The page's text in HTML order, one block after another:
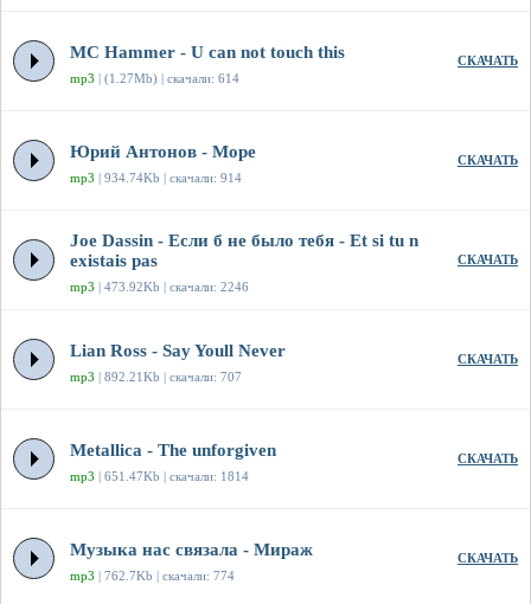
MC Hammer - U can not touch this
mp3 | (1.27Mb) | скачали: 614
СКАЧАТЬ
Юрий Антонов - Море
mp3 | 934.74Kb | скачали: 914
СКАЧАТЬ
Joe Dassin - Если б не было тебя - Et si tu n
existais pas
mp3 | 473.92Kb | скачали: 2246
СКАЧАТЬ
Lian Ross - Say Youll Never
mp3 | 892.21Kb | скачали: 707
СКАЧАТЬ
Metallica - The unforgiven
mp3 | 651.47Kb | скачали: 1814
СКАЧАТЬ
Музыка нас связала - Мираж
mp3 | 762.7Kb | скачали: 774
СКАЧАТЬ